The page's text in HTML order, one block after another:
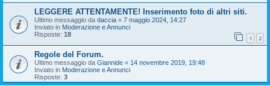
LEGGERE ATTENTAMENTE! Inserimento foto di altri siti.
Ultimo messaggio da daccia « 7 maggio 2024, 14:27
Inviato in Moderazione e Annunci
Risposte: 18 1 2
Regole del Forum.
Ultimo messaggio da Giannide « 14 novembre 2019, 19:48
Inviato in Moderazione e Annunci
Risposte: 3